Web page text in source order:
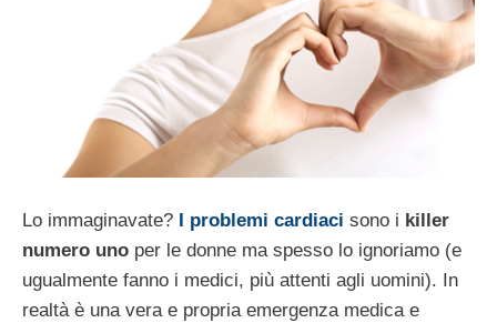
Lo immaginavate? I problemi cardiaci sono i killer
numero uno per le donne ma spesso lo ignoriamo (e
ugualmente fanno i medici, più attenti agli uomini). In
realtà è una vera e propria emergenza medica e